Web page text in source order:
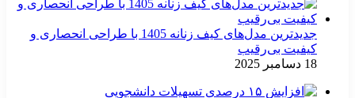
جدیدترین مدل‌های کیف زنانه 1405 با طراحی انحصاری و
کیفیت بی‌رقیب
18 دسامبر 2025